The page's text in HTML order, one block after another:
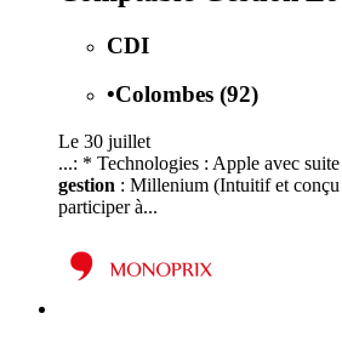
CDI
•Colombes (92)
Le 30 juillet
...: * Technologies : Apple avec
gestion : Millenium (Intuitif et conçu
participer à...